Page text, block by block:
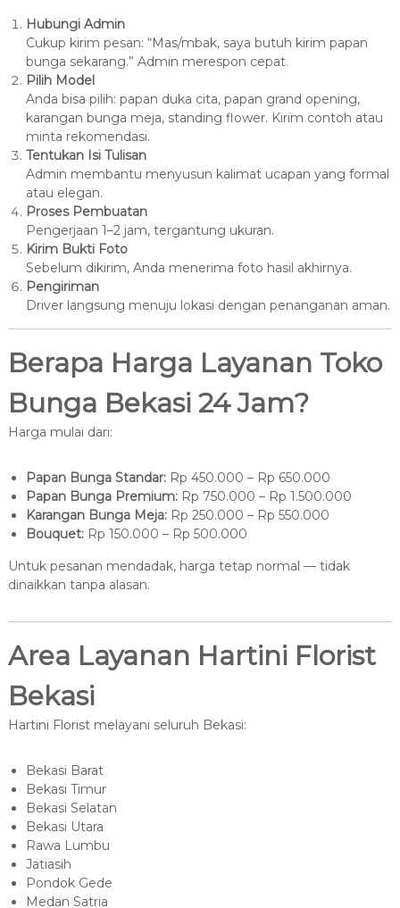
Hubungi Admin
Cukup kirim pesan: “Mas/mbak, saya butuh kirim papan
bunga sekarang.” Admin merespon cepat.
Pilih Model
Anda bisa pilih: papan duka cita, papan grand opening,
karangan bunga meja, standing flower. Kirim contoh atau
minta rekomendasi.
Tentukan Isi Tulisan
Admin membantu menyusun kalimat ucapan yang formal
atau elegan.
Proses Pembuatan
Pengerjaan 1–2 jam, tergantung ukuran.
Kirim Bukti Foto
Sebelum dikirim, Anda menerima foto hasil akhirnya.
Pengiriman
Driver langsung menuju lokasi dengan penanganan aman.
Berapa Harga Layanan Toko
Bunga Bekasi 24 Jam?
Harga mulai dari:
Papan Bunga Standar:Rp 450.000 – Rp 650.000
Papan Bunga Premium:Rp 750.000 – Rp 1.500.000
Karangan Bunga Meja:Rp 250.000 – Rp 550.000
Bouquet:Rp 150.000 – Rp 500.000
Untuk pesanan mendadak, harga tetap normal — tidak
dinaikkan tanpa alasan.
Area Layanan Hartini Florist
Bekasi
Hartini Florist melayani seluruh Bekasi:
Bekasi Barat
Bekasi Timur
Bekasi Selatan
Bekasi Utara
Rawa Lumbu
Jatiasih
Pondok Gede
Medan Satria